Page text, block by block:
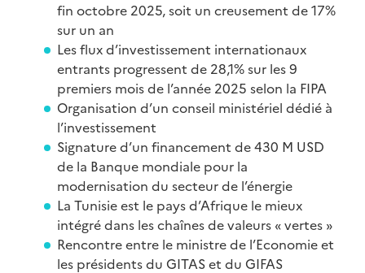
fin octobre 2025, soit un creusement de 17%
sur un an
Les flux d’investissement internationaux
entrants progressent de 28,1% sur les 9
premiers mois de l’année 2025 selon la FIPA
Organisation d’un conseil ministériel dédié à
l’investissement
Signature d’un financement de 430 M USD
de la Banque mondiale pour la
modernisation du secteur de l’énergie
La Tunisie est le pays d’Afrique le mieux
intégré dans les chaînes de valeurs « vertes »
Rencontre entre le ministre de l’Economie et
les présidents du GITAS et du GIFAS